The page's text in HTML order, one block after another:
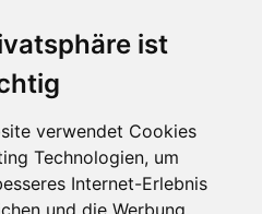
ist
verwendet Cookies
Technologien, um
Internet-Erlebnis
und die Werbung,